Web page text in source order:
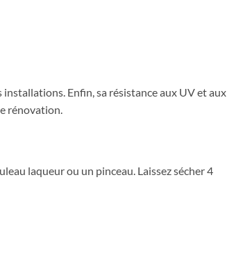
Enfin, sa résistance aux UV et aux
rénovation.
laqueur ou un pinceau. Laissez sécher 4